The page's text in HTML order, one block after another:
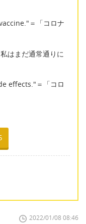
＝「コロナ
まだ通常通りに
effects."＝「コロ
2022/01/08 08:46